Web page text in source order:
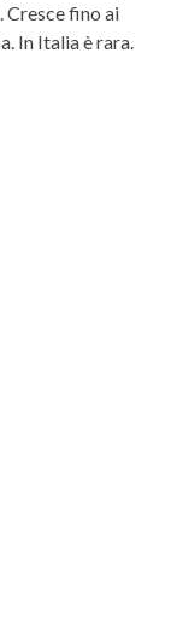
Cresce fino ai
In Italia è rara.